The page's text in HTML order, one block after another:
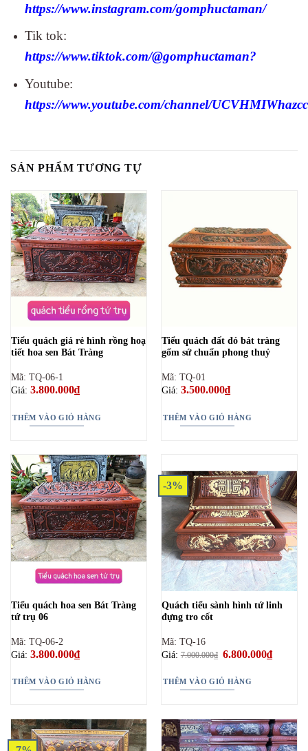
https://www.instagram.com/gomphuctaman/
Tik tok:
https://www.tiktok.com/@gomphuctaman?
Youtube:
https://www.youtube.com/channel/
SẢN PHẨM TƯƠNG TỰ
Tiểu quách giá rẻ hình rồng hoạ
tiết hoa sen Bát Tràng
Mã: TQ-06-1
Giá: 3.800.000₫
THÊM VÀO GIỎ HÀNG
Tiểu quách đất đỏ bát tràng
gốm sứ chuẩn phong thuỷ
Mã: TQ-01
Giá: 3.500.000₫
THÊM VÀO GIỎ HÀNG
Tiểu quách hoa sen Bát Tràng
tứ trụ 06
Mã: TQ-06-2
Giá: 3.800.000₫
THÊM VÀO GIỎ HÀNG
-3%
Quách tiểu sành hình tứ linh
đựng tro cốt
Mã: TQ-16
Giá:7.000.000₫ Giá
7.000.000₫.
6.800.000₫Giá
hiện
THÊM VÀO GIỎ HÀNG